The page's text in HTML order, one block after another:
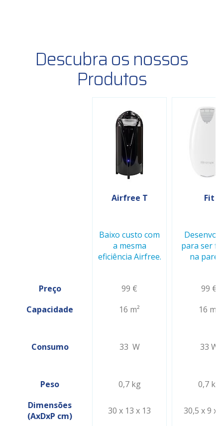
Descubra os nossos
Produtos
Airfree T Fit
Baixo custo com
a mesma
eficiência Airfree.
para ser
na
Preço 99 €
99 €
Capacidade
16 m² 16 m²
Consumo 33 W 33 W
Peso 0,7 kg
0,7 kg
Dimensões
(AxDxP cm)
30 x 13 x 13 30,5 x 9 x